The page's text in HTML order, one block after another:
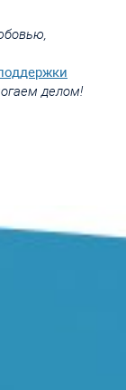
делом!